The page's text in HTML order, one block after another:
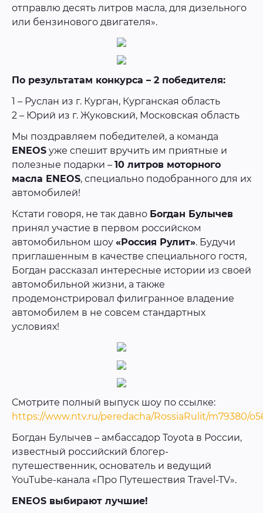
отправлю десять литров масла, для дизельного
или бензинового двигателя».
По результатам конкурса – 2 победителя:
1 – Руслан из г. Курган, Курганская область
2 – Юрий из г. Жуковский, Московская область
Мы поздравляем победителей, а команда
ENEOS уже спешит вручить им приятные и
полезные подарки – 10 литров моторного
масла ENEOS, специально подобранного для их
автомобилей!
Кстати говоря, не так давно Богдан Булычев
принял участие в первом российском
автомобильном шоу «Россия Рулит». Будучи
приглашенным в качестве специального гостя,
Богдан рассказал интересные истории из своей
автомобильной жизни, а также
продемонстрировал филигранное владение
автомобилем в не совсем стандартных
условиях!
Смотрите полный выпуск шоу по ссылке:
https://www.ntv.ru/peredacha/RossiaRulit/m79380/
Богдан Булычев – амбассадор Toyota в России,
известный российский блогер-
путешественник, основатель и ведущий
YouTube-канала «Про Путешествия Travel-TV».
ENEOS выбирают лучшие!